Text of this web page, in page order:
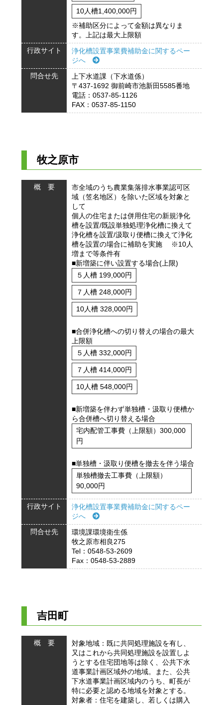
10人槽1,400,000円
※補助区分によって金額は異なりま
す。上記は最大上限額
行政サイト
浄化槽設置事業費補助金に関するペー
ジへ
問合せ先
上下水道課（下水道係）
〒437-1692 御前崎市池新田5585番地
電話：0537-85-1126
FAX：0537-85-1150
牧之原市
概 要
市全域のうち農業集落排水事業認可区
域（笠名地区）を除いた区域を対象と
して
個人の住宅または併用住宅の新規浄化
槽を設置/既設単独処理浄化槽に換えて
浄化槽を設置/汲取り便槽に換えて浄化
槽を設置の場合に補助を実施 ※10人
増まで等条件有
■新増築に伴い設置する場合(上限)
５人槽 199,000円
７人槽 248,000円
10人槽 328,000円
■合併浄化槽への切り替えの場合の最大
上限額
５人槽 332,000円
７人槽 414,000円
10人槽 548,000円
■新増築を伴わず単独槽・汲取り便槽か
ら合併槽へ切り替える場合
宅内配管工事費（上限額）300,000
円
■単独槽・汲取り便槽を撤去を伴う場合
単独槽撤去工事費（上限額）
90,000円
行政サイト
浄化槽設置事業費補助金に関するペー
ジへ
問合せ先
環境課環境衛生係
牧之原市相良275
Tel：0548-53-2609
Fax：0548-53-2889
吉田町
概 要
対象地域：既に共同処理施設を有し、
又はこれから共同処理施設を設置しよ
うとする住宅団地等は除く、公共下水
道事業計画区域外の地域。また、公共
下水道事業計画区域内のうち、町長が
特に必要と認める地域を対象とする。
対象者：住宅を建築し、若しくは購入